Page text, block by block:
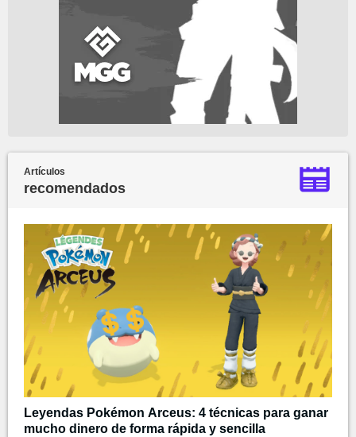
Artículos
recomendados
Leyendas Pokémon Arceus: 4 técnicas para ganar
mucho dinero de forma rápida y sencilla